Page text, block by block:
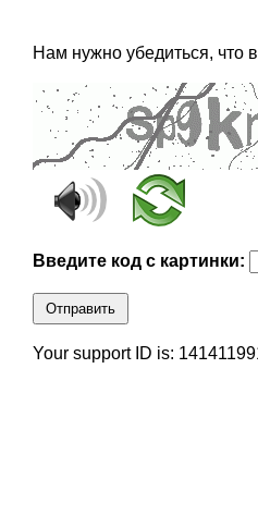
Нам нужно убедиться, что
Введите код с картинки:
Отправить
Your support ID is: